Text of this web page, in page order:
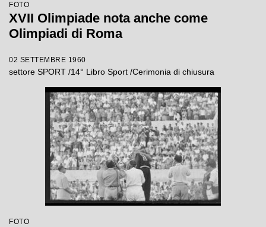
FOTO
XVII Olimpiade nota anche come
Olimpiadi di Roma
02 SETTEMBRE 1960
settore SPORT /14° Libro Sport /Cerimonia di chiusura
FOTO